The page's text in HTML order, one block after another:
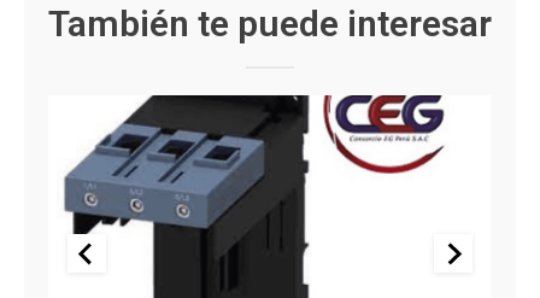
También te puede interesar